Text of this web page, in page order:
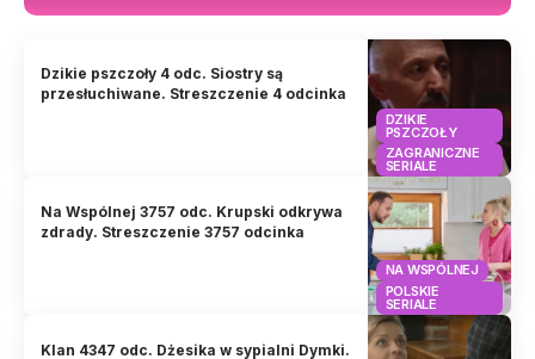
DZIKIE
PSZCZOŁY
ZAGRANICZNE
SERIALE
Dzikie pszczoły 4 odc. Siostry są
przesłuchiwane. Streszczenie 4 odcinka
NA WSPÓLNEJ
POLSKIE
SERIALE
Na Wspólnej 3757 odc. Krupski odkrywa
zdrady. Streszczenie 3757 odcinka
Klan 4347 odc. Dżesika w sypialni Dymki.